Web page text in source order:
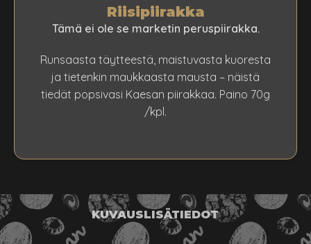
Riisipiirakka
Tämä ei ole se marketin peruspiirakka.
Runsaasta täytteestä, maistuvasta kuoresta
ja tietenkin maukkaasta mausta – näistä
tiedät popsivasi Kaesan piirakkaa. Paino 70g
/kpl.
KUVAUSLISÄTIEDOT